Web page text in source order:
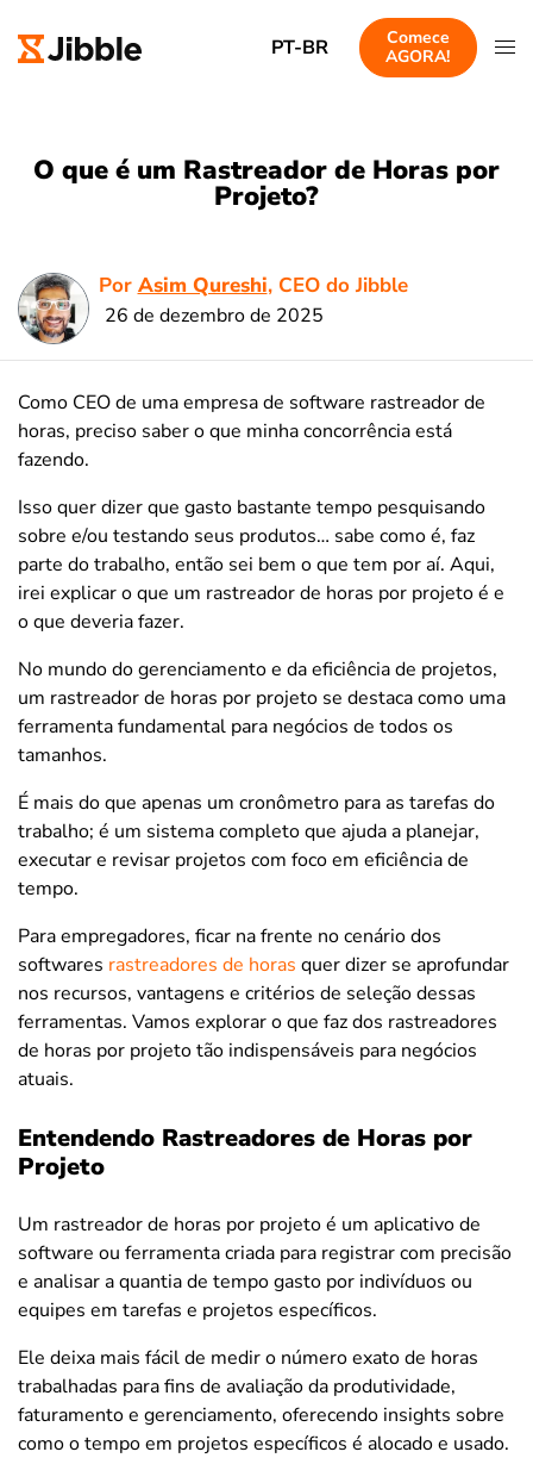
PT-BR
Comece
AGORA!
O que é um Rastreador de Horas por
Projeto?
Por Asim Qureshi, CEO do Jibble
26 de dezembro de 2025
Como CEO de uma empresa de software rastreador de
horas, preciso saber o que minha concorrência está
fazendo.
Isso quer dizer que gasto bastante tempo pesquisando
sobre e/ou testando seus produtos… sabe como é, faz
parte do trabalho, então sei bem o que tem por aí. Aqui,
irei explicar o que um rastreador de horas por projeto é e
o que deveria fazer.
No mundo do gerenciamento e da eficiência de projetos,
um rastreador de horas por projeto se destaca como uma
ferramenta fundamental para negócios de todos os
tamanhos.
É mais do que apenas um cronômetro para as tarefas do
trabalho; é um sistema completo que ajuda a planejar,
executar e revisar projetos com foco em eficiência de
tempo.
Para empregadores, ficar na frente no cenário dos
softwares rastreadores de horas quer dizer se aprofundar
nos recursos, vantagens e critérios de seleção dessas
ferramentas. Vamos explorar o que faz dos rastreadores
de horas por projeto tão indispensáveis para negócios
atuais.
Entendendo Rastreadores de Horas por
Projeto
Um rastreador de horas por projeto é um aplicativo de
software ou ferramenta criada para registrar com precisão
e analisar a quantia de tempo gasto por indivíduos ou
equipes em tarefas e projetos específicos.
Ele deixa mais fácil de medir o número exato de horas
trabalhadas para fins de avaliação da produtividade,
faturamento e gerenciamento, oferecendo insights sobre
como o tempo em projetos específicos é alocado e usado.